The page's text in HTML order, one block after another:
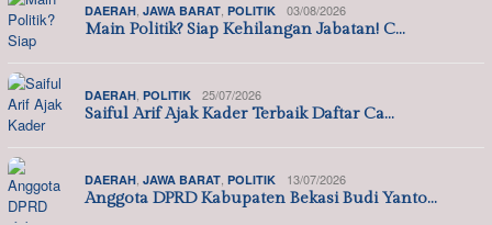
DAERAH, JAWA BARAT, POLITIK 03/08/2026
Main Politik? Siap Kehilangan Jabatan! C…
DAERAH, POLITIK 25/07/2026
Saiful Arif Ajak Kader Terbaik Daftar Ca…
DAERAH, JAWA BARAT, POLITIK 13/07/2026
Anggota DPRD Kabupaten Bekasi Budi Yanto…